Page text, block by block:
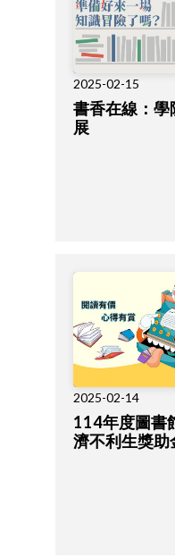
2025-02-15
書香在線：學
展
2025-02-14
114年度圖書
濟不利生獎助